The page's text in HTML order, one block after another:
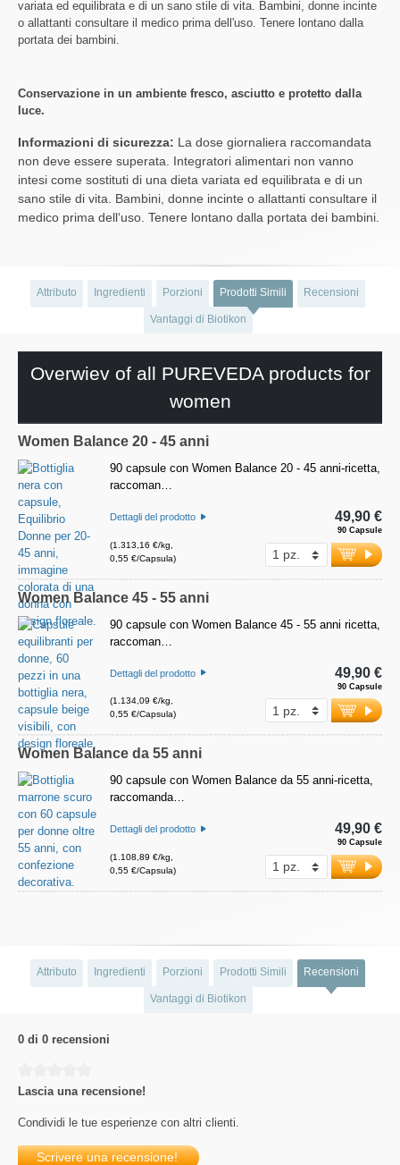
variata ed equilibrata e di un sano stile di vita. Bambini, donne incinte
o allattanti consultare il medico prima dell'uso. Tenere lontano dalla
portata dei bambini.
Conservazione in un ambiente fresco, asciutto e protetto dalla
luce.
Informazioni di sicurezza: La dose giornaliera raccomandata
non deve essere superata. Integratori alimentari non vanno
intesi come sostituti di una dieta variata ed equilibrata e di un
sano stile di vita. Bambini, donne incinte o allattanti consultare il
medico prima dell‘uso. Tenere lontano dalla portata dei bambini.
Attributo Ingredienti Porzioni Prodotti Simili Recensioni
Vantaggi di Biotikon
Overwiev of all PUREVEDA products for
women
Women Balance 20 - 45 anni
90 capsule con Women Balance 20 - 45 anni-ricetta,
raccoman…
Dettagli del prodotto
(1.313,16 €/kg,
0,55 €/Capsula)
90 Capsule
49,90 €
Women Balance 45 - 55 anni
90 capsule con Women Balance 45 - 55 anni ricetta,
raccoman…
Dettagli del prodotto
(1.134,09 €/kg,
0,55 €/Capsula)
90 Capsule
49,90 €
Women Balance da 55 anni
90 capsule con Women Balance da 55 anni-ricetta,
raccomanda…
Dettagli del prodotto
(1.108,89 €/kg,
0,55 €/Capsula)
90 Capsule
49,90 €
Attributo Ingredienti Porzioni Prodotti Simili Recensioni
Vantaggi di Biotikon
0 di 0 recensioni
Lascia una recensione!
Condividi le tue esperienze con altri clienti.
Scrivere una recensione!